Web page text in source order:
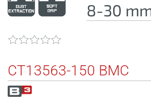
8-30
CT13563-150 BMC